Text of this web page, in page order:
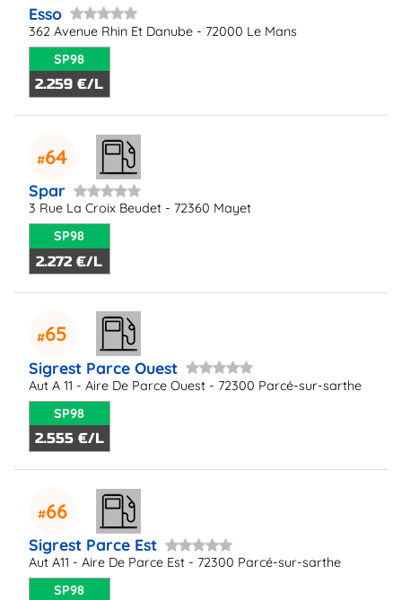
Esso
362 Avenue Rhin Et Danube - 72000 Le Mans
SP98
2.259 €/L
64
Spar
3 Rue La Croix Beudet - 72360 Mayet
SP98
2.272 €/L
65
Sigrest Parce Ouest
Aut A 11 - Aire De Parce Ouest - 72300 Parcé-sur-sarthe
SP98
2.555 €/L
66
Sigrest Parce Est
Aut A11 - Aire De Parce Est - 72300 Parcé-sur-sarthe
SP98